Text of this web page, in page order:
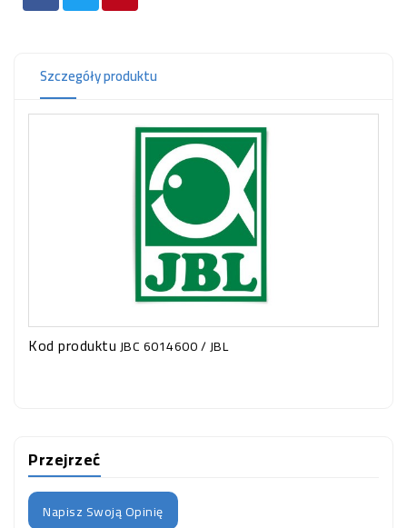
Szczegóły produktu
Kod produktuJBC 6014600 / JBL
Przejrzeć
Napisz Swoją Opinię